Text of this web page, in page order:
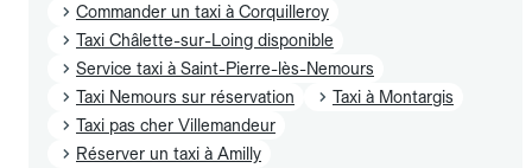
Commander un taxi à Corquilleroy
Taxi Châlette-sur-Loing disponible
Service taxi à Saint-Pierre-lès-Nemours
Taxi Nemours sur réservation
Taxi à Montargis
Taxi pas cher Villemandeur
Réserver un taxi à Amilly